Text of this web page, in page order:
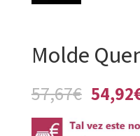
Molde
57,67€ El
54,92